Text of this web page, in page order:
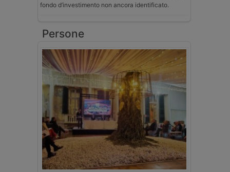
fondo d’investimento non ancora identificato.
Persone